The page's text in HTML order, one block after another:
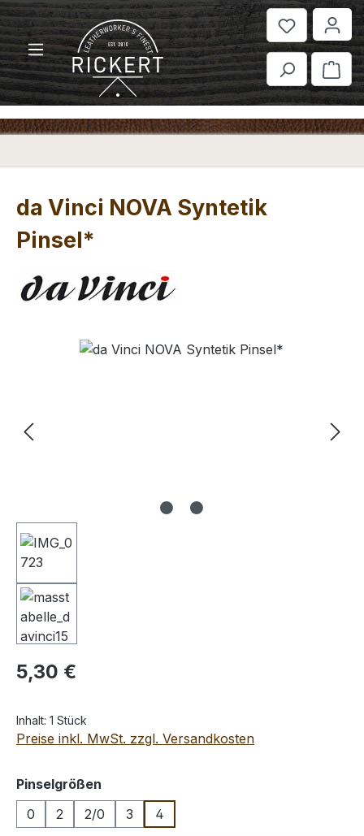
Zum Hauptinhalt springen
da Vinci NOVA Syntetik
Pinsel*
Bildergalerie überspringen
Regulärer Preis:
5,30 €
Inhalt: 1 Stück
Preise inkl. MwSt. zzgl. Versandkosten
Pinselgrößen
0
2 2/0 3 4